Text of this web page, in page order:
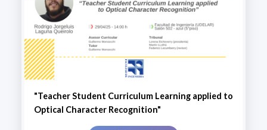
"Teacher Student Curriculum Learning applied to
Optical Character Recognition"